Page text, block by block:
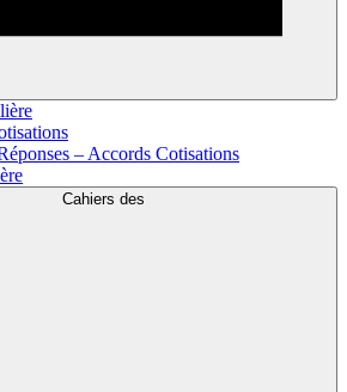
– Accords Cotisations
Cahiers des